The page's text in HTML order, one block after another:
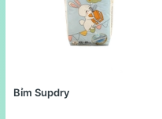
Bỉm Supdry